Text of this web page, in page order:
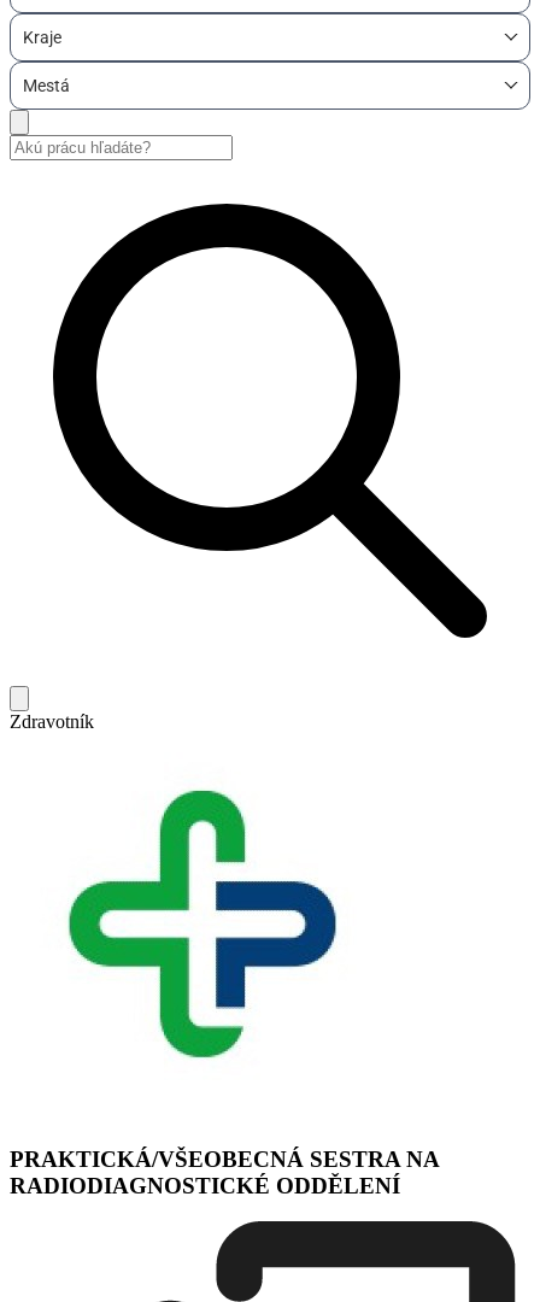
Kraje
Mestá
Zdravotník
PRAKTICKÁ/VŠEOBECNÁ SESTRA NA
RADIODIAGNOSTICKÉ ODDĚLENÍ